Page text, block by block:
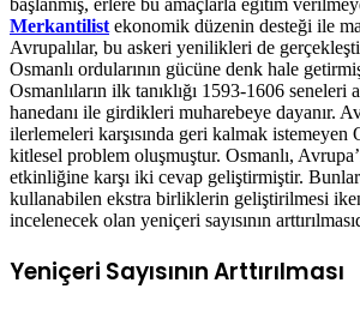
Merkantilist ekonomik düzenin desteği ile
Avrupalılar, bu askeri yenilikleri de
Osmanlı ordularının gücüne denk hale
Osmanlıların ilk tanıklığı 1593-1606 seneleri
hanedanı ile girdikleri muharebeye dayanır.
ilerlemeleri karşısında geri kalmak istemeyen
kitlesel problem oluşmuştur. Osmanlı,
etkinliğine karşı iki cevap geliştirmiştir.
kullanabilen ekstra birliklerin geliştirilmesi
incelenecek olan yeniçeri sayısının
Yeniçeri Sayısının Arttırılması